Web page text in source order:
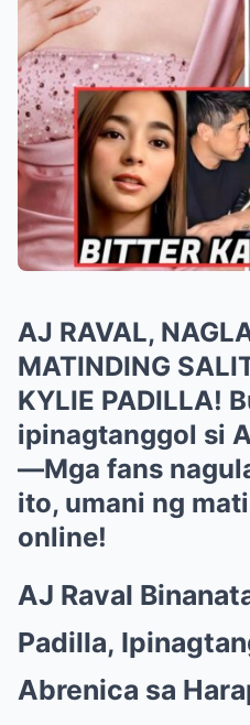
AJ RAVAL,
MATINDING
KYLIE PADILLA!
ipinagtanggol si
—Mga fans
ito, umani ng
online!
AJ Raval
Padilla,
Abrenica sa